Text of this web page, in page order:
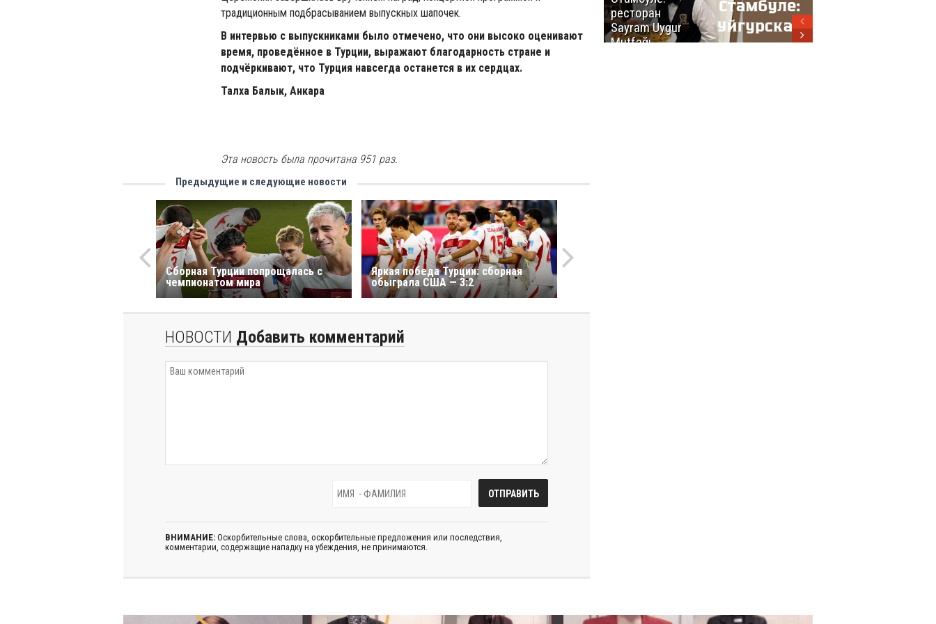
традиционным подбрасыванием выпускных шапочек.
В интервью с выпускниками было отмечено, что они высоко оценивают
время, проведённое в Турции, выражают благодарность стране и
подчёркивают, что Турция навсегда останется в их сердцах.
Талха Балык, Анкара
Эта новость была прочитана 951 раз.
Предыдущие и следующие новости
Сборная Турции попрощалась с
чемпионатом мира
Яркая победа Турции: сборная
обыграла США — 3:2
НОВОСТИ Добавить комментарий
ВНИМАНИЕ: Оскорбительные слова, оскорбительные предложения или последствия,
комментарии, содержащие нападку на убеждения, не принимаются.
ресторан
Sayram Uygur
Mutfağı